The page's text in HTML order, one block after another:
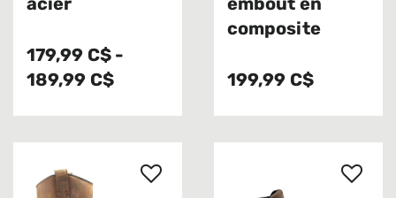
acier
179,99 C$ -
189,99 C$
embout en
composite
199,99 C$